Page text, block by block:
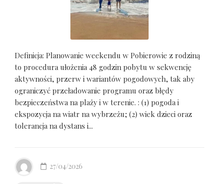
Definicja: Planowanie weekendu w Pobierowie z rodziną
to procedura ułożenia 48 godzin pobytu w sekwencję
aktywności, przerw i wariantów pogodowych, tak aby
ograniczyć przeładowanie programu oraz błędy
bezpieczeństwa na plaży i w terenie. : (1) pogoda i
ekspozycja na wiatr na wybrzeżu; (2) wiek dzieci oraz
tolerancja na dystans i...
27/04/2026